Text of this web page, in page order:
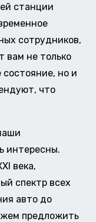
станции
сотрудников,
вам не только
состояние, но и
что
интересны.
века,
спектр всех
авто до
предложить